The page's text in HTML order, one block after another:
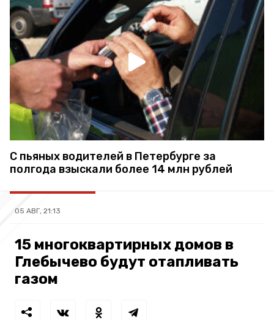
С пьяных водителей в Петербурге за
полгода взыскали более 14 млн рублей
05 АВГ, 21:13
15 многоквартирных домов в
Глебычево будут отапливать
газом